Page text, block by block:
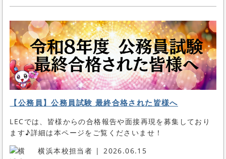
【公務員】公務員試験 最終合格された皆様へ
LECでは、皆様からの合格報告や面接再現を募集しており
ます♪詳細は本ページをご覧くださいませ！
横浜本校担当者
2026.06.15